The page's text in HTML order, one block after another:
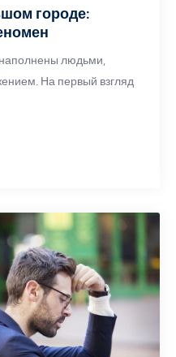
городе:
людьми,
На первый взгляд